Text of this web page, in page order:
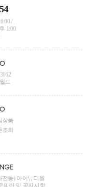
/
1:00
드
상품
조회
전동) 아이뷰티월
의란 및 공지시항